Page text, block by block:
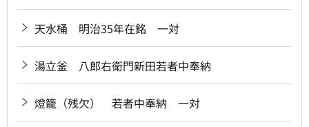
天水桶 明治35年在銘 一対
湯立釜 八郎右衛門新田若者中奉納
燈籠（残欠） 若者中奉納 一対